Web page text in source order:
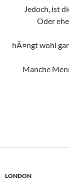
Jedoch, ist
Oder
hÃ¤ngt wohl
Manche
LONDON